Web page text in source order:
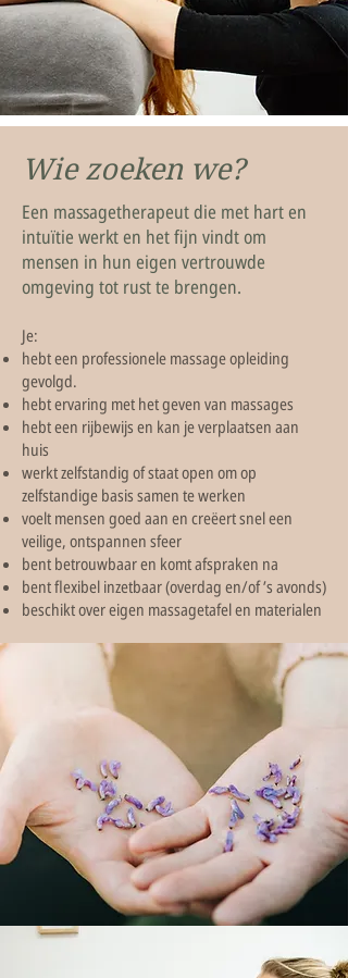
Wie zoeken we?
Een massagetherapeut die met hart en
intuïtie werkt en het fijn vindt om
mensen in hun eigen vertrouwde
omgeving tot rust te brengen.
Je:
hebt een professionele massage opleiding
gevolgd.
hebt ervaring met het geven van massages
hebt een rijbewijs en kan je verplaatsen aan
huis
werkt zelfstandig of staat open om op
zelfstandige basis samen te werken
voelt mensen goed aan en creëert snel een
veilige, ontspannen sfeer
bent betrouwbaar en komt afspraken na
bent flexibel inzetbaar (overdag en/of ’s avonds)
beschikt over eigen massagetafel en materialen